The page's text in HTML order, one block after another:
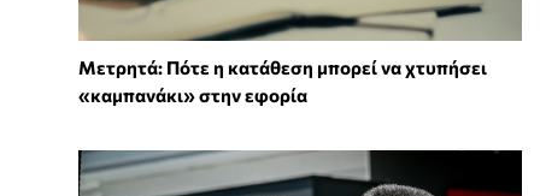
Μετρητά: Πότε η κατάθεση μπορεί να χτυπήσει
«καμπανάκι» στην εφορία